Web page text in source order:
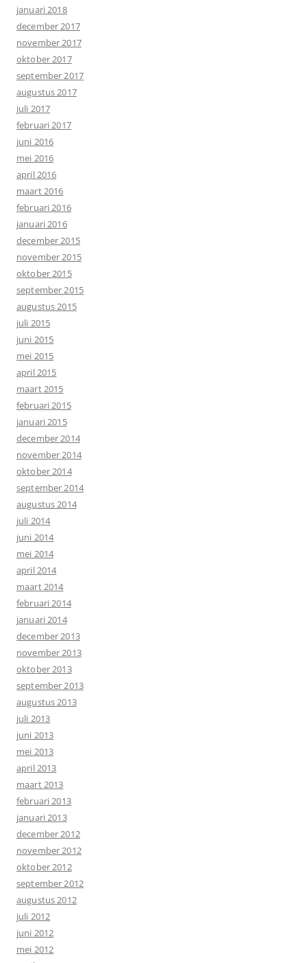
januari 2018
december 2017
november 2017
oktober 2017
september 2017
augustus 2017
juli 2017
februari 2017
juni 2016
mei 2016
april 2016
maart 2016
februari 2016
januari 2016
december 2015
november 2015
oktober 2015
september 2015
augustus 2015
juli 2015
juni 2015
mei 2015
april 2015
maart 2015
februari 2015
januari 2015
december 2014
november 2014
oktober 2014
september 2014
augustus 2014
juli 2014
juni 2014
mei 2014
april 2014
maart 2014
februari 2014
januari 2014
december 2013
november 2013
oktober 2013
september 2013
augustus 2013
juli 2013
juni 2013
mei 2013
april 2013
maart 2013
februari 2013
januari 2013
december 2012
november 2012
oktober 2012
september 2012
augustus 2012
juli 2012
juni 2012
mei 2012